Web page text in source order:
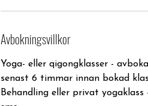
Avbokningsvillkor
Yoga- eller qigongklasser -
senast 6 timmar innan bokad
Behandling eller privat